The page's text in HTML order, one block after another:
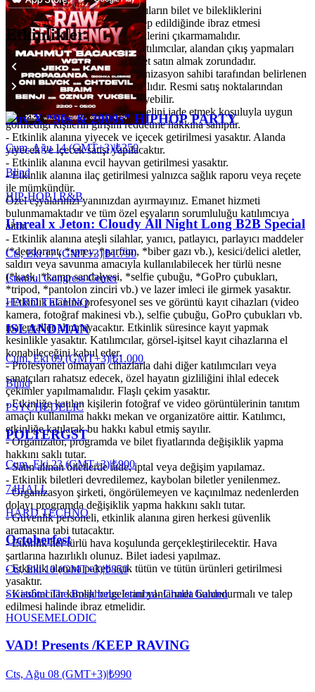
- Etkinlik boyunca tüm katılımcıların bilet ve bilekliklerini
yanlarında bulundurması ve talep edildiğinde ibraz etmesi
zorunludur. Katılımcılar bilekliklerini çıkarmamalıdır.
- Etkinlik alanına giriş yapan katılımcılar, alandan çıkış yapmaları
halinde tekrar giriş için yeni bilet satın almak zorundadır.
- Etkinlik biletleri yalnızca organizasyon sahibi tarafından belirlenen
resmi satış noktalarından alınmalıdır. Resmi satış noktalarından
alınmayan biletler kabul edilmeyebilir.
- Organizasyon sahibi, bilet bedelini iade etmek koşuluyla uygun
görmediği kişilerin girişini reddetme hakkına sahiptir.
- Etkinlik alanına yiyecek ve içecek getirilmesi yasaktır. Alanda
yiyecek ve içecek satışı yapılacaktır.
- Etkinlik alanına evcil hayvan getirilmesi yasaktır.
- Etkinlik alanına ilaç getirilmesi yalnızca sağlık raporu veya reçete
ile mümkündür.
Özel eşyalarınızı yanınızdan ayırmayınız. Emanet hizmeti
bulunmamaktadır ve tüm özel eşyaların sorumluluğu katılımcıya
aittir.
- Etkinlik alanına ateşli silahlar, yanıcı, patlayıcı, parlayıcı maddeler
(*deodorant, *sprey, *parfüm, *biber gazı vb.), kesici/delici aletler,
saldırı veya savunma amacıyla kullanılabilecek her türlü nesne
(*kask, *kamp sandalyesi, *selfie çubuğu, *GoPro çubukları,
*tripod, *pantolon zinciri vb.) ve lazer imleci ile girmek yasaktır.
- Etkinlik alanına profesyonel ses ve görüntü kayıt cihazları (video
kamera, fotoğraf makinesi vb.), selfie çubuğu, GoPro çubukları vb.
materyaller alınmayacaktır. Etkinlik süresince kayıt yapmak
kesinlikle yasaktır. Katılımcılar, görsel-işitsel kayıt cihazlarına el
konabileceğini kabul eder.
- Profesyonel olmayan cihazlarla dahi diğer katılımcıları veya
sanatçıları rahatsız edecek, özel hayatın gizliliğini ihlal edecek
çekimler yapılmamalıdır. Flaşlı çekim yasaktır.
- Etkinliğe katılan kişilerin fotoğraf ve video görüntülerinin tanıtım
amaçlı kullanılma hakkı mekan ve organizatöre aittir. Katılımcı,
etkinliğe katılarak bu hakkı kabul etmiş sayılır.
- Organizatör, programda ve bilet fiyatlarında değişiklik yapma
hakkını saklı tutar.
- Satın alınan biletlerde iade, iptal veya değişim yapılamaz.
- Etkinlik biletleri devredilemez, kaybolan biletler yenilenmez.
- Organizasyon şirketi, öngörülemeyen ve kaçınılmaz nedenlerden
dolayı programda değişiklik yapma hakkını saklı tutar.
- Güvenlik personeli, etkinlik alanına giren herkesi güvenlik
aramasına tabi tutacaktır.
- Etkinlik her türlü hava koşulunda gerçekleştirilecektir. Hava
şartlarına hazırlıklı olunuz. Bilet iadesi yapılmaz.
- Etkinlik alanına paketi açık tütün ve tütün ürünleri getirilmesi
yasaktır.
- Katılımcılar kimlik belgelerini yanlarında bulundurmalı ve talep
edilmesi halinde ibraz etmelidir.
Etkinlikler
Luv X “90s & 2000s” HIPHOP PARTY
Cum, Ağu 14 (GMT+3)|₺350
Blind
HIP-HOP I R&B
Unreal x Jeton: Cloudy All Night Long B2B Special
Cts, Eki 17 (GMT+3)|₺1.790
Istanbul Congress Center
HARD TECHNO
ISLANDMAN
Cum, Eki 09 (GMT+3)|₺1.000
Blind
PSYCHEDELIC
POLTERGST
Cum, Eki 23 (GMT+3)|₺900
74HALL
HARD TECHNO
Octoberfest
Cts, Eki 10 (GMT+3)|₺850
Swissôtel The Bosphorus Istanbul- Chalet Garden
HOUSEMELODIC
VAD! Presents /KEEP RAVING
Cts, Ağu 08 (GMT+3)|₺990